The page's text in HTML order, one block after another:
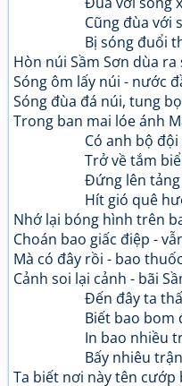
Cũng đùa với
Bị sóng đuổi
Hòn núi Sầm Sơn dùa ra
Sóng ôm lấy núi - nước
Sóng đùa đá núi, tung
Trong ban mai lóe ánh
Có anh bộ đội
Trở về tắm
Đứng lên tảng đá
Hít gió quê
Nhớ lại bóng hình trên
Choán bao giấc điệp -
Mà có đây rồi - bao
Cảnh soi lại cảnh - bãi
Đến đây ta thấy
Biết bao bom đạn
In bao nhiều trận
Bấy nhiêu trận
Ta biết nơi này tên cướp